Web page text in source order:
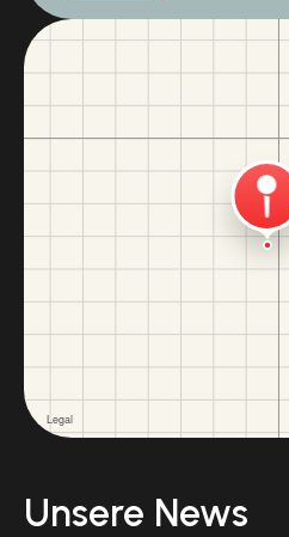
Unsere News